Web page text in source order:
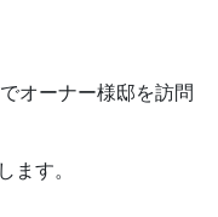
オーナー様邸を訪問
す。